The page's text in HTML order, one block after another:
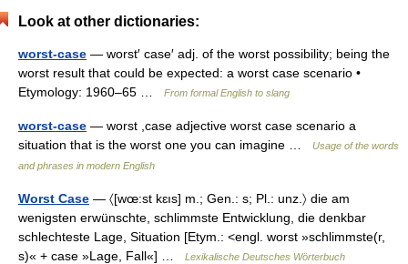
Look at other dictionaries:
worst-case — worst′ case′ adj. of the worst possibility; being the
worst result that could be expected: a worst case scenario •
Etymology: 1960–65 …
From formal English to slang
worst-case — worst ,case adjective worst case scenario a
situation that is the worst one you can imagine …
Usage of the words
and phrases in modern English
Worst Case — 〈[wœ:st kɛıs] m.; Gen.: s; Pl.: unz.〉 die am
wenigsten erwünschte, schlimmste Entwicklung, die denkbar
schlechteste Lage, Situation [Etym.: <engl. worst »schlimmste(r,
s)« + case »Lage, Fall«] …
Lexikalische Deutsches Wörterbuch